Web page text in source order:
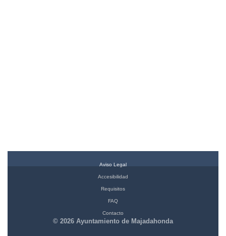
Aviso Legal
Accesibilidad
Requisitos
FAQ
Contacto
© 2026 Ayuntamiento de Majadahonda